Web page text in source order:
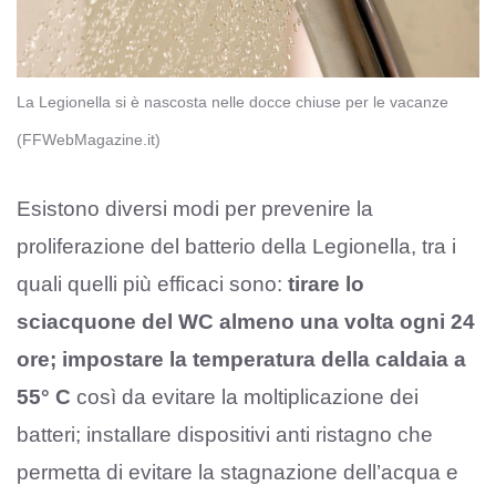
La Legionella si è nascosta nelle docce chiuse per le vacanze
(FFWebMagazine.it)
Esistono diversi modi per prevenire la
proliferazione del batterio della Legionella, tra i
quali quelli più efficaci sono: tirare lo
sciacquone del WC almeno una volta ogni 24
ore; impostare la temperatura della caldaia a
55° C così da evitare la moltiplicazione dei
batteri; installare dispositivi anti ristagno che
permetta di evitare la stagnazione dell’acqua e